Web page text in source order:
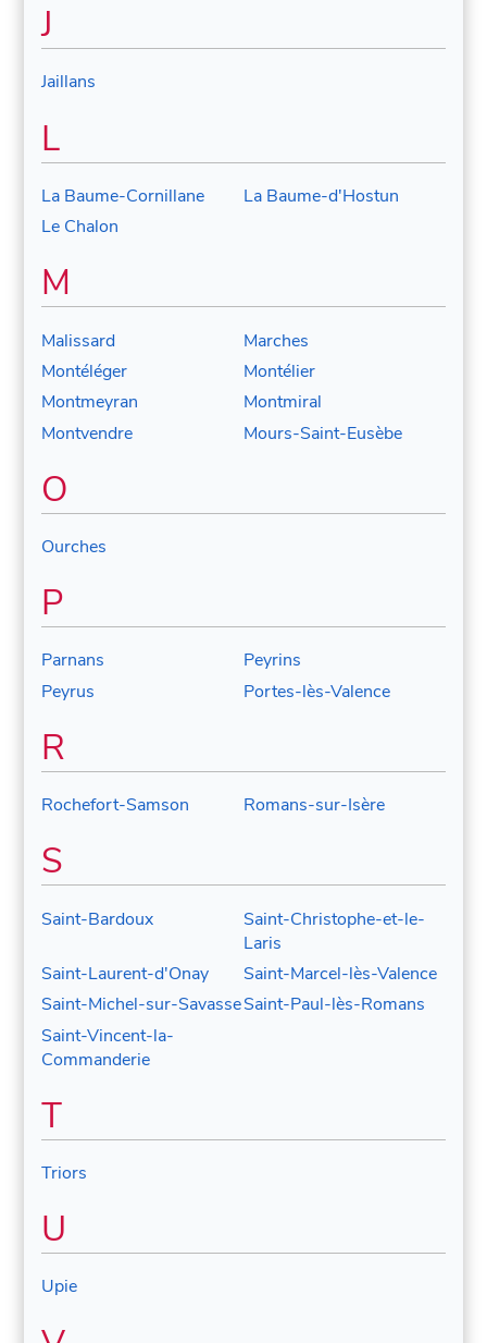
J
Jaillans
L
La Baume-Cornillane
La Baume-d'Hostun
Le Chalon
M
Malissard
Marches
Montéléger
Montélier
Montmeyran
Montmiral
Montvendre
Mours-Saint-Eusèbe
O
Ourches
P
Parnans
Peyrins
Peyrus
Portes-lès-Valence
R
Rochefort-Samson Romans-sur-Isère
S
Saint-Bardoux
Saint-Christophe-et-le-
Laris
Saint-Laurent-d'Onay
Saint-Marcel-lès-Valence
Saint-Michel-sur-SavasseSaint-Paul-lès-Romans
Saint-Vincent-la-
Commanderie
T
Triors
U
Upie